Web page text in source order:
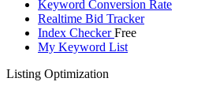
Keyword Conversion Rate
Realtime Bid Tracker
Index CheckerFree
My Keyword List
Listing Optimization